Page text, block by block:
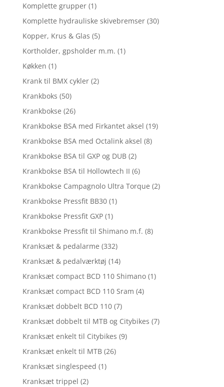
Komplette grupper (1)
Komplette hydrauliske skivebremser (30)
Kopper, Krus & Glas (5)
Kortholder, gpsholder m.m. (1)
Køkken (1)
Krank til BMX cykler (2)
Krankboks (50)
Krankbokse (26)
Krankbokse BSA med Firkantet aksel (19)
Krankbokse BSA med Octalink aksel (8)
Krankbokse BSA til GXP og DUB (2)
Krankbokse BSA til Hollowtech II (6)
Krankbokse Campagnolo Ultra Torque (2)
Krankbokse Pressfit BB30 (1)
Krankbokse Pressfit GXP (1)
Krankbokse Pressfit til Shimano m.f. (8)
Kranksæt & pedalarme (332)
Kranksæt & pedalværktøj (14)
Kranksæt compact BCD 110 Shimano (1)
Kranksæt compact BCD 110 Sram (4)
Kranksæt dobbelt BCD 110 (7)
Kranksæt dobbelt til MTB og Citybikes (7)
Kranksæt enkelt til Citybikes (9)
Kranksæt enkelt til MTB (26)
Kranksæt singlespeed (1)
Kranksæt trippel (2)